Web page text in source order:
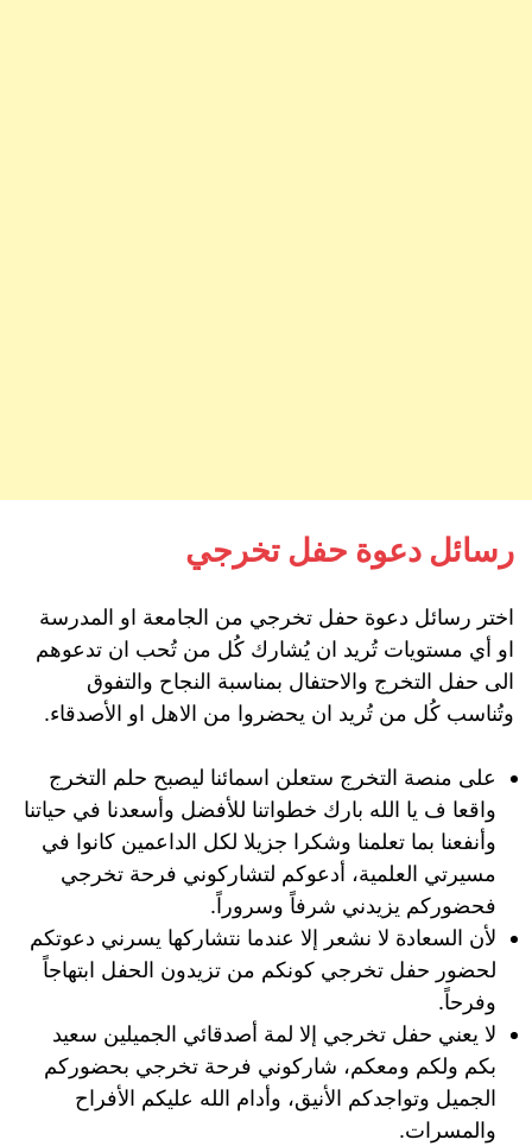
رسائل دعوة حفل تخرجي
اختر رسائل دعوة حفل تخرجي من الجامعة او المدرسة
او أي مستويات تُريد ان يُشارك كُل من تُحب ان تدعوهم
الى حفل التخرج والاحتفال بمناسبة النجاح والتفوق
وتُناسب كُل من تُريد ان يحضروا من الاهل او الأصدقاء.
على منصة التخرج ستعلن اسمائنا ليصبح حلم التخرج
واقعا ف يا الله بارك خطواتنا للأفضل وأسعدنا في حياتنا
وأنفعنا بما تعلمنا وشكرا جزيلا لكل الداعمين كانوا في
مسيرتي العلمية، أدعوكم لتشاركوني فرحة تخرجي
فحضوركم يزيدني شرفاً وسروراً.
لأن السعادة لا نشعر إلا عندما نتشاركها يسرني دعوتكم
لحضور حفل تخرجي كونكم من تزيدون الحفل ابتهاجاً
وفرحاً.
لا يعني حفل تخرجي إلا لمة أصدقائي الجميلين سعيد
بكم ولكم ومعكم، شاركوني فرحة تخرجي بحضوركم
الجميل وتواجدكم الأنيق، وأدام الله عليكم الأفراح
والمسرات.